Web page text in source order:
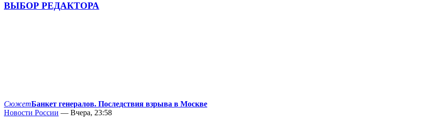
ВЫБОР РЕДАКТОРА
СюжетБанкет генералов. Последствия взрыва в Москве
Новости России — Вчера, 23:58